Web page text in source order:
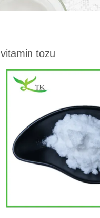
vitamin tozu